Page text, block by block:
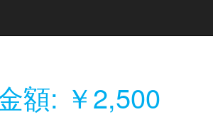
: ￥2,500